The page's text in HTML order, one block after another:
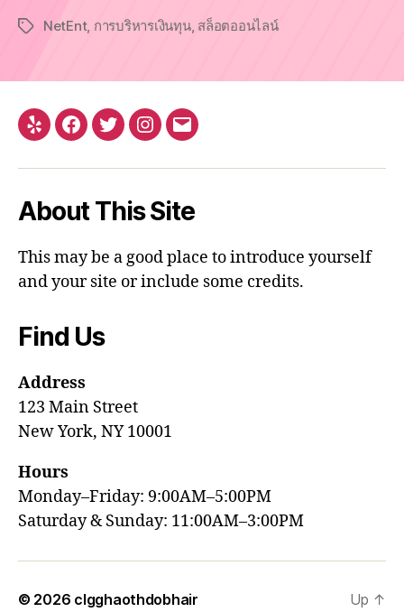
TagsNetEnt, การบริหารเงินทุน, สล็อตออนไลน์
Yelp Facebook
TwitterInstagram
Email
About This Site
This may be a good place to introduce yourself
and your site or include some credits.
Find Us
Address
123 Main Street
New York, NY 10001
Hours
Monday–Friday: 9:00AM–5:00PM
Saturday & Sunday: 11:00AM–3:00PM
© 2026 clgghaothdobhair Up ↑